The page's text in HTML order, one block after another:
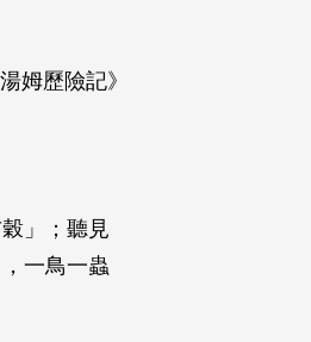
姆歷險記》
」；聽見
一鳥一蟲